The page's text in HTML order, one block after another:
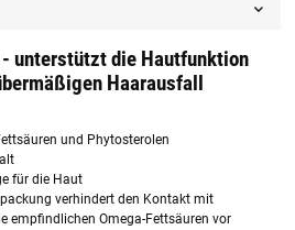
unterstützt die Hautfunktion
Haarausfall
und Phytosterolen
für die Haut
verhindert den Kontakt mit
empfindlichen Omega-Fettsäuren vor